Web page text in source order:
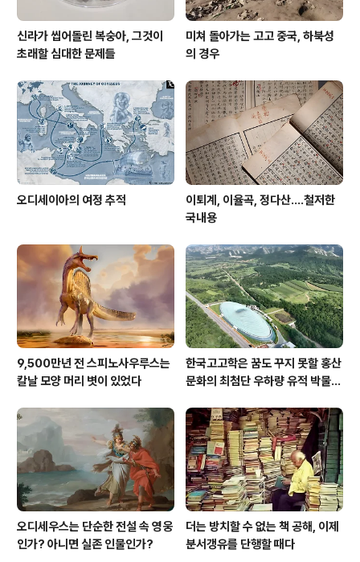
신라가 씹어돌린 복숭아, 그것이
초래할 심대한 문제들
미쳐 돌아가는 고고 중국, 하북성
의 경우
오디세이아의 여정 추적
이퇴계, 이율곡, 정다산....철저한
국내용
9,500만년 전 스피노사우루스는
칼날 모양 머리 볏이 있었다
한국고고학은 꿈도 꾸지 못할 홍산
문화의 최첨단 우하량 유적 박물관
오디세우스는 단순한 전설 속 영웅
인가? 아니면 실존 인물인가?
더는 방치할 수 없는 책 공해, 이제
분서갱유를 단행할 때다